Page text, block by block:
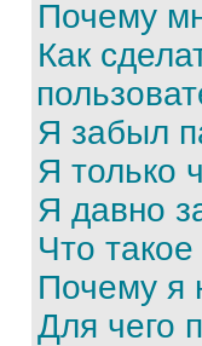
Почему
Как
Я забыл
Я только
Я давно
Что
Почему я
Для чего